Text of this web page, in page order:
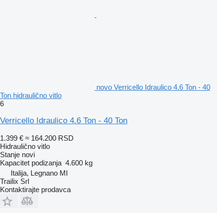
novo Verricello Idraulico 4.6 Ton - 40
Ton hidraulično vitlo
6
Verricello Idraulico 4.6 Ton - 40 Ton
1.399 € ≈ 164.200 RSD
Hidraulično vitlo
Stanje novi
Kapacitet podizanja 4.600 kg
Italija, Legnano MI
Trailix Srl
Kontaktirajte prodavca